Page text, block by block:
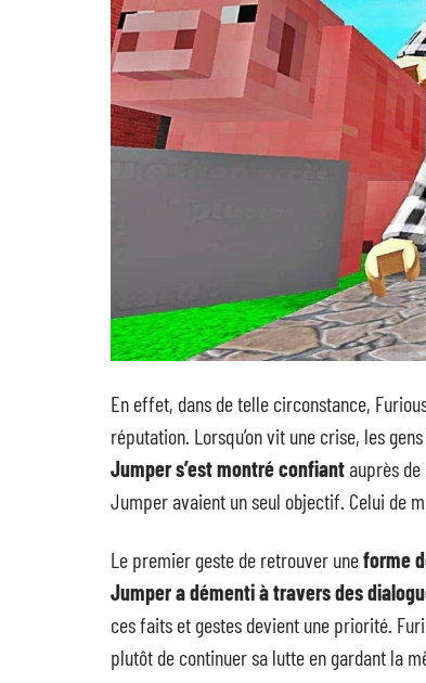
En effet, dans de telle circonstance,
réputation. Lorsqu’on vit une crise, les
Jumper s’est montré confiantauprès
Jumper avaient un seul objectif. Celui de
Le premier geste de retrouver uneforme
Jumper a démenti à travers des
ces faits et gestes devient une priorité.
plutôt de continuer sa lutte en gardant la